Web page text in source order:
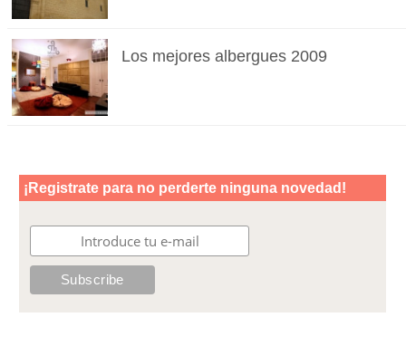
Los mejores albergues 2009